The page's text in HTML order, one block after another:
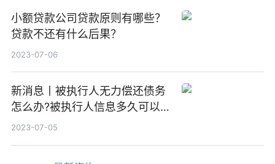
小额贷款公司贷款原则有哪些？
贷款不还有什么后果？
2023-07-06
新消息丨被执行人无力偿还债务
怎么办?被执行人信息多久可以
消除?
2023-07-05